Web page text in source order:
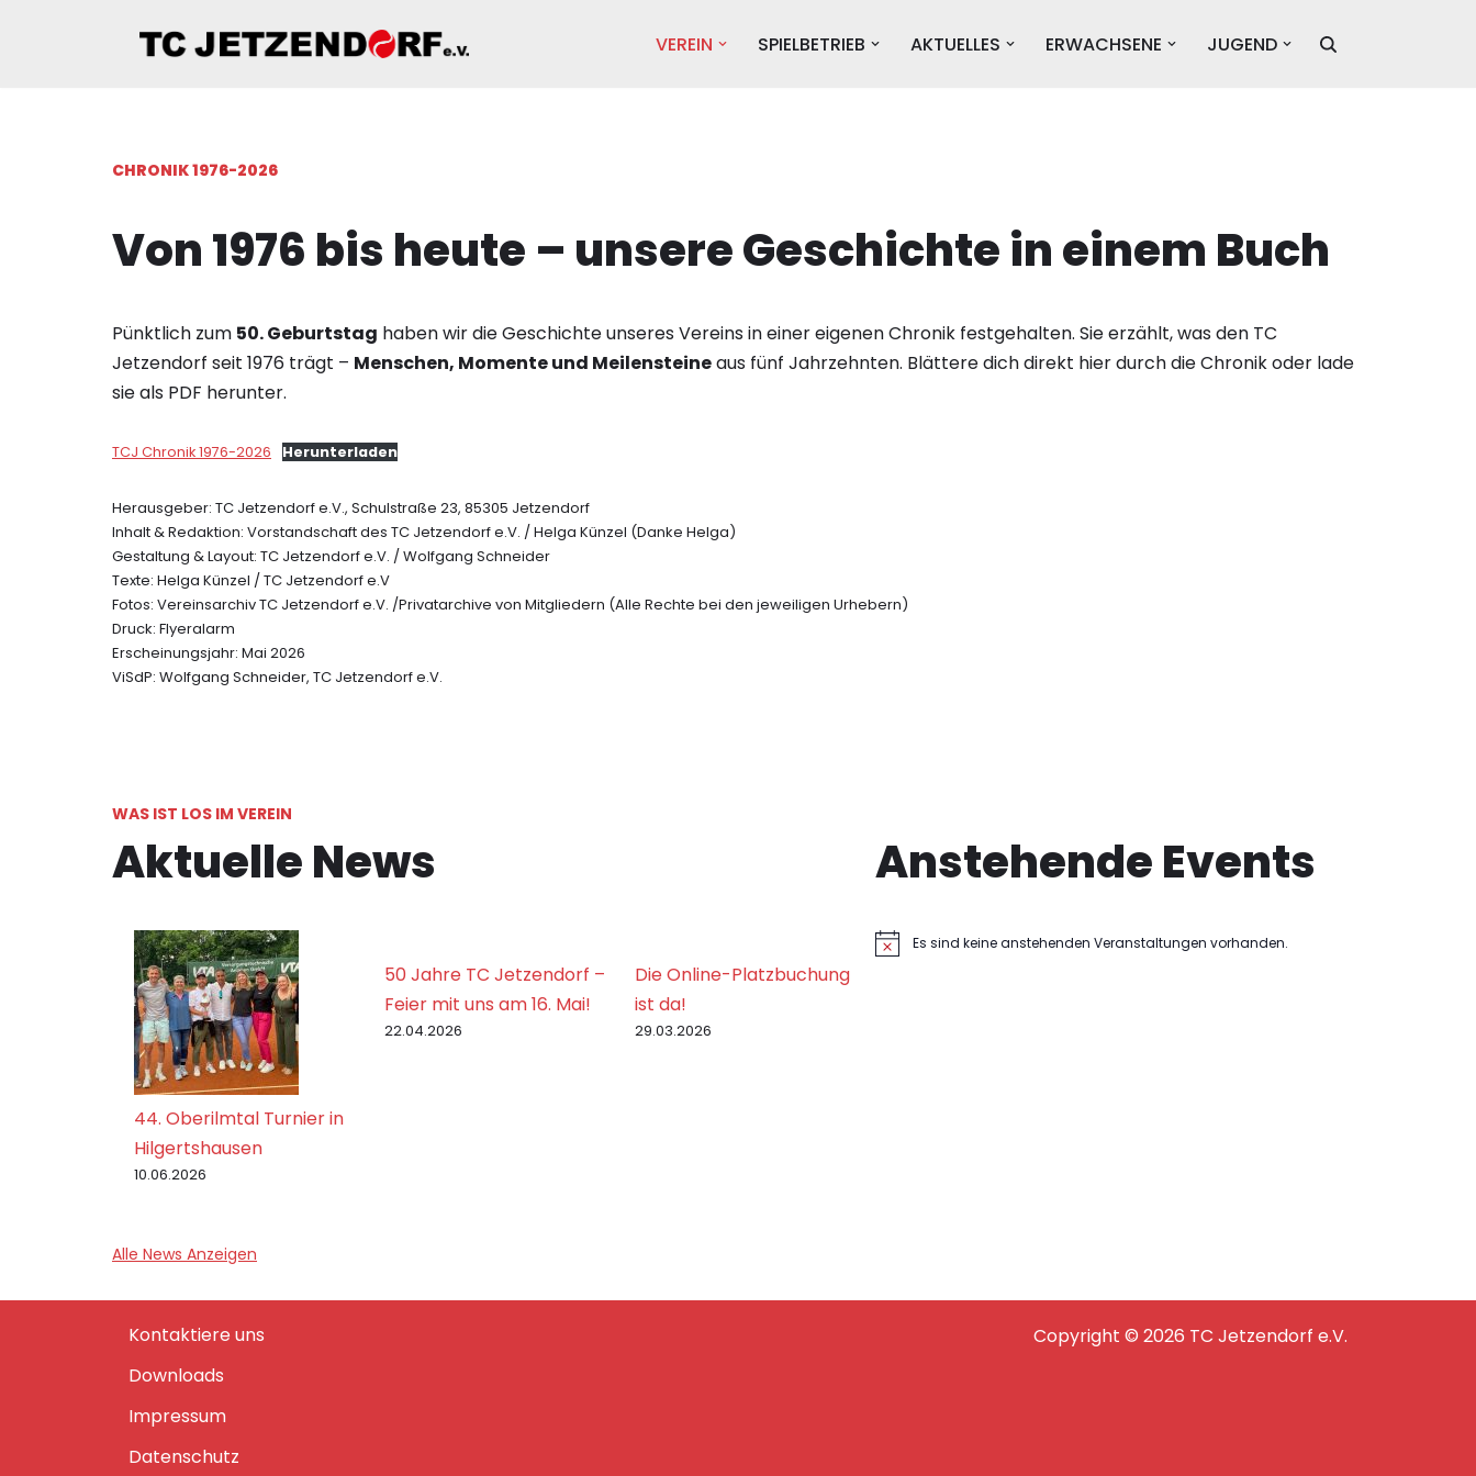
VEREIN SPIELBETRIEB AKTUELLES ERWACHSENE JUGEND
CHRONIK 1976-2026
Von 1976 bis heute – unsere Geschichte in einem Buch
Pünktlich zum 50. Geburtstag haben wir die Geschichte unseres Vereins in einer eigenen Chronik festgehalten. Sie erzählt, was den TC
Jetzendorf seit 1976 trägt – Menschen, Momente und Meilensteineaus fünf Jahrzehnten. Blättere dich direkt hier durch die Chronik oder lade
sie als PDF herunter.
TCJ Chronik 1976-2026 Herunterladen
Herausgeber: TC Jetzendorf e.V., Schulstraße 23, 85305 Jetzendorf
Inhalt & Redaktion: Vorstandschaft des TC Jetzendorf e.V. / Helga Künzel (Danke Helga)
Gestaltung & Layout: TC Jetzendorf e.V. / Wolfgang Schneider
Texte: Helga Künzel / TC Jetzendorf e.V
Fotos: Vereinsarchiv TC Jetzendorf e.V. /Privatarchive von Mitgliedern (Alle Rechte bei den jeweiligen Urhebern)
Druck: Flyeralarm
Erscheinungsjahr: Mai 2026
ViSdP: Wolfgang Schneider, TC Jetzendorf e.V.
WAS IST LOS IM VEREIN
Aktuelle News
44. Oberilmtal Turnier in
Hilgertshausen
10.06.2026
50 Jahre TC Jetzendorf –
Feier mit uns am 16. Mai!
22.04.2026
Die Online-Platzbuchung
ist da!
29.03.2026
Alle News Anzeigen
Anstehende Events
H
Es sind keine anstehenden Veranstaltungen vorhanden.
Kontaktiere uns
Downloads
Impressum
Datenschutz
Copyright © 2026 TC Jetzendorf e.V.